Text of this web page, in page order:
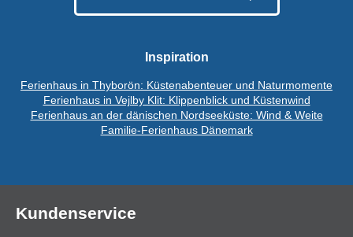
Inspiration
Ferienhaus in Thyborön: Küstenabenteuer und Naturmomente
Ferienhaus in Vejlby Klit: Klippenblick und Küstenwind
Ferienhaus an der dänischen Nordseeküste: Wind & Weite
Familie-Ferienhaus Dänemark
Kundenservice